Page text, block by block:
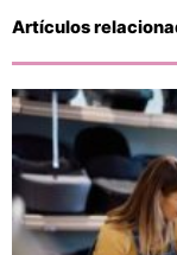
Artículos